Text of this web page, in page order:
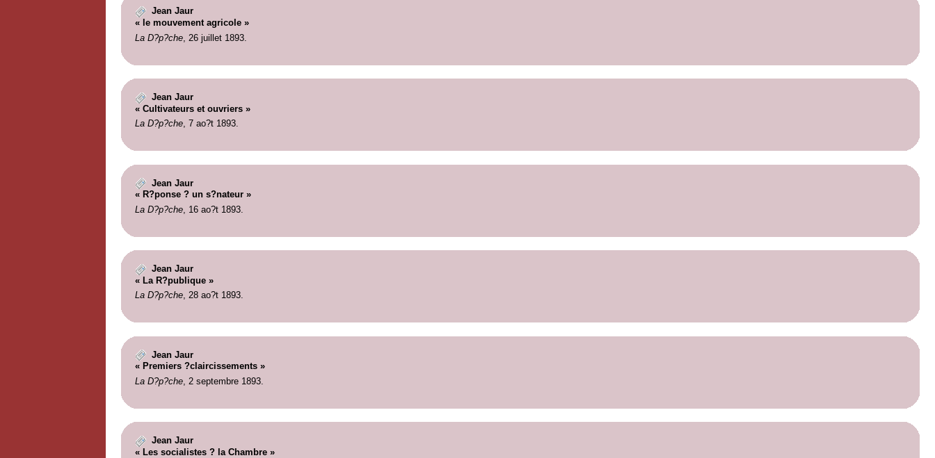
Jean Jaur
« le mouvement agricole »
La D?p?che, 26 juillet 1893.
Jean Jaur
« Cultivateurs et ouvriers »
La D?p?che, 7 ao?t 1893.
Jean Jaur
« R?ponse ? un s?nateur »
La D?p?che, 16 ao?t 1893.
Jean Jaur
« La R?publique »
La D?p?che, 28 ao?t 1893.
Jean Jaur
« Premiers ?claircissements »
La D?p?che, 2 septembre 1893.
Jean Jaur
« Les socialistes ? la Chambre »